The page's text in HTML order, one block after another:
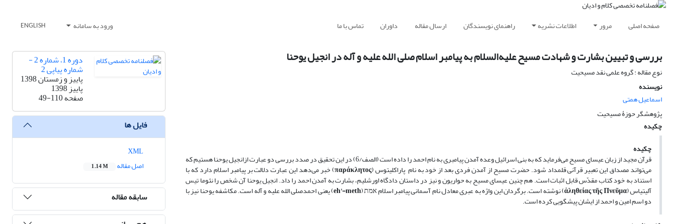
صفحه اصلی مرور اطلاعات نشریه راهنمای نویسندگان ارسال مقاله داوران تماس با ما ورود به سامانه ENGLISH
بررسی و تبیین بشارت و شهادت مسیح علیه‌السلام به پیامبر اسلام صلی الله علیه و آله در انجیل یوحنا
نوع مقاله : گروه علمی نقد مسیحیت
نویسنده
اسماعیل همتی
پژوهشگر حوزۀ مسیحیت
چکیده
چکیده
قرآن مجید از زبان عیسای مسیح می‌فرماید که به بنی اسرائیل وعده آمدن پیامبری به نام احمد را داده است (الصف/6) در این تحقیق در صدد بررسی دو عبارت ازانجیل یوحنا هستیم که
می‌تواند مصداق این تعبیر قرآنی قلمداد شود. حضرت مسیح از آمدن فردی بعد از خود به نام پاراکلیتوس (παράκλητος) خبر می‌دهد این عبارت دلالت بر پیامبر اسلام دارد که با
استناد به خود کتاب مقدّس قابل اثبات است. هم چنین عیسای مسیح به حواریون و نیز در داستان دادگاه اورشلیم، بشارت به آمدن احمد را داد. انجیل یوحنا آن شخص را نئوما تیس
آلیتیاس (ἀληθείας τῆς Πνεῦμα) نوشته است. برگردان این واژه به عبری معادل نام آسمانی پیامبر اسلام אמת (eh'-meth) یعنی احمدصلی الله علیه و آله است. مکاشفه یوحنا نیز با
دو اسم امین و احمد از ایشان پیشگویی کرده است.
دوره 1، شماره 2 -
شماره پیاپی 2
پاییز و زمستان 1398
پاییز 1398
صفحه49-110
فایل ها
اصل مقاله
1.14 M
سابقه مقاله